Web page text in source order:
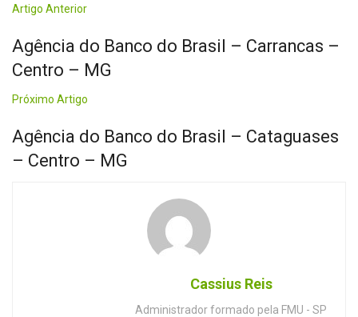
Artigo Anterior
Agência do Banco do Brasil – Carrancas –
Centro – MG
Próximo Artigo
Agência do Banco do Brasil – Cataguases
– Centro – MG
Cassius Reis
Administrador formado pela FMU - SP